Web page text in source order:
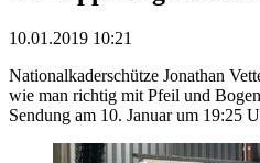
10.01.2019 10:21
Nationalkaderschütze Jonathan
wie man richtig mit Pfeil und
Sendung am 10. Januar um 19:25